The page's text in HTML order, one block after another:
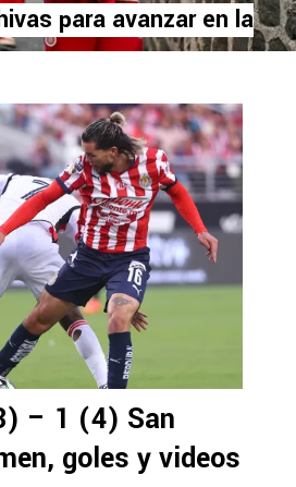
para avanzar en la
– 1 (4) San
goles y videos